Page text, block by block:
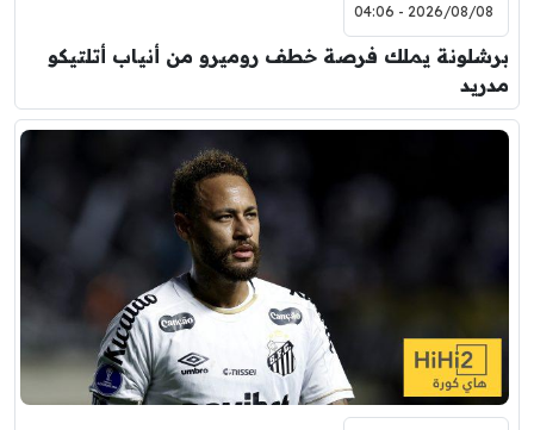
2026/08/08 - 04:06
برشلونة يملك فرصة خطف روميرو من أنياب أتلتيكو
مدريد